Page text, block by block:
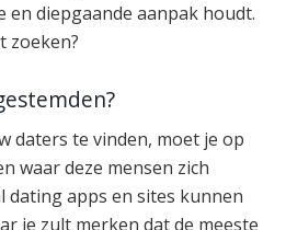
en diepgaande aanpak houdt.
zoeken?
daters te vinden, moet je op
waar deze mensen zich
dating apps en sites kunnen
je zult merken dat de meeste